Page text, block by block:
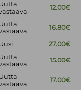
Uutta
12.00€
Uutta
16.80€
Uusi 27.00€
Uutta
15.00€
Uutta
17.00€